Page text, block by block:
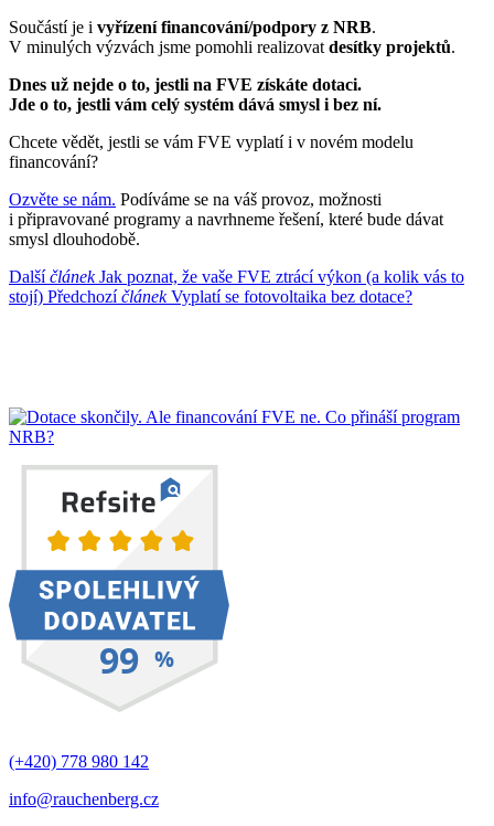
Součástí je i vyřízení financování/podpory z NRB.
V minulých výzvách jsme pomohli realizovat desítky projektů.
Dnes už nejde o to, jestli na FVE získáte dotaci.
Jde o to, jestli vám celý systém dává smysl i bez ní.
Chcete vědět, jestli se vám FVE vyplatí i v novém modelu
financování?
Ozvěte se nám. Podíváme se na váš provoz, možnosti
i připravované programy a navrhneme řešení, které bude dávat
smysl dlouhodobě.
Dalšíčlánek Jak poznat, že vaše FVE ztrácí výkon (a kolik vás to
stojí) Předchozíčlánek Vyplatí se fotovoltaika bez dotace?
(+420) 778 980 142
info@rauchenberg.cz